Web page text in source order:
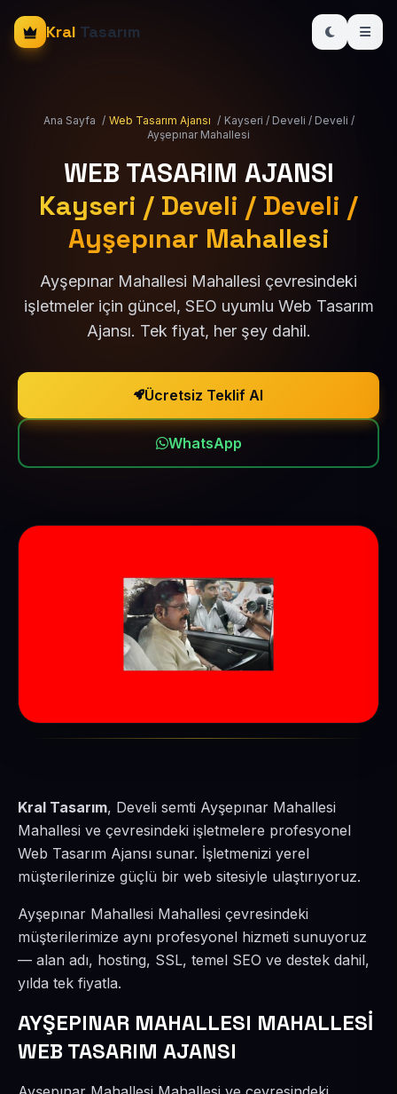
Kral Tasarım
Ana Sayfa / Web Tasarım Ajansı / Kayseri / Develi / Develi /
Ayşepınar Mahallesi
WEB TASARIM AJANSI
Kayseri / Develi / Develi /
Ayşepınar Mahallesi
Ayşepınar Mahallesi Mahallesi çevresindeki
işletmeler için güncel, SEO uyumlu Web Tasarım
Ajansı. Tek fiyat, her şey dahil.
Ücretsiz Teklif Al
WhatsApp
Kral Tasarım, Develi semti Ayşepınar Mahallesi
Mahallesi ve çevresindeki işletmelere profesyonel
Web Tasarım Ajansı sunar. İşletmenizi yerel
müşterilerinize güçlü bir web sitesiyle ulaştırıyoruz.
Ayşepınar Mahallesi Mahallesi çevresindeki
müşterilerimize aynı profesyonel hizmeti sunuyoruz
— alan adı, hosting, SSL, temel SEO ve destek dahil,
yılda tek fiyatla.
AYŞEPINAR MAHALLESI MAHALLESİ
WEB TASARIM AJANSI